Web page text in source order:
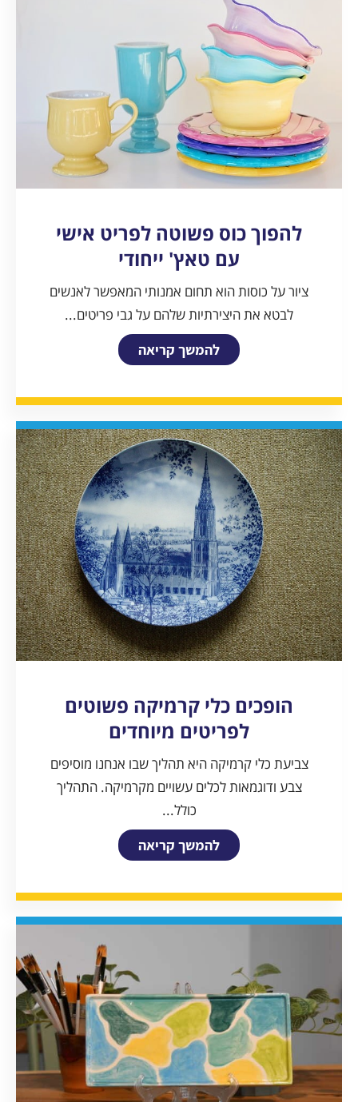
להפוך כוס פשוטה לפריט אישי
עם טאץ' ייחודי
ציור על כוסות הוא תחום אמנותי המאפשר לאנשים
לבטא את היצירתיות שלהם על גבי פריטים...
להמשך קריאה
הופכים כלי קרמיקה פשוטים
לפריטים מיוחדים
צביעת כלי קרמיקה היא תהליך שבו אנחנו מוסיפים
צבע ודוגמאות לכלים עשויים מקרמיקה. התהליך
כולל...
להמשך קריאה